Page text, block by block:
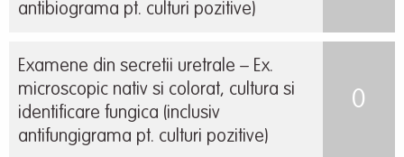
antibiograma pt. culturi pozitive)
Examene din secretii uretrale – Ex.
microscopic nativ si colorat, cultura si
identificare fungica (inclusiv
antifungigrama pt. culturi pozitive)
0